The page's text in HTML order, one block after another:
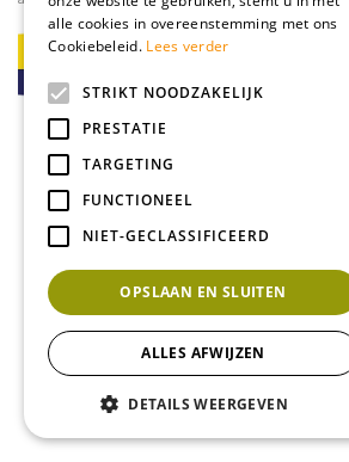
alle cookies in overeenstemming met ons
Cookiebeleid. Lees verder
STRIKT NOODZAKELIJK
PRESTATIE
TARGETING
FUNCTIONEEL
NIET-GECLASSIFICEERD
OPSLAAN EN SLUITEN
ALLES AFWIJZEN
DETAILS WEERGEVEN